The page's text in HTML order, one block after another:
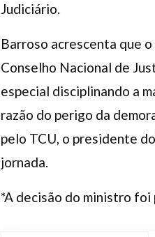
Judiciário.
Barroso acrescenta que
Conselho Nacional de
especial disciplinando a
razão do perigo da
pelo TCU, o presidente
jornada.
*A decisão do ministro